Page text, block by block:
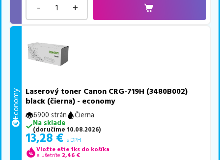
- +
Economy
Laserový toner Canon CRG-719H (3480B002)
black (čierna) - economy
6900 strán
Čierna
Na sklade
(doručíme 10.08.2026)
13,28 € s DPH
Vložte ešte 1ks do košíka
a ušetríte 2,46 €